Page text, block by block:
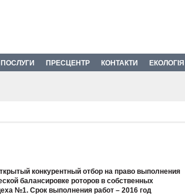
ПОСЛУГИ ПРЕСЦЕНТР КОНТАКТИ ЕКОЛОГІЯ
конкурентный отбор на право выполнения
балансировке роторов в собственных
№1. Срок выполнения работ – 2016 год